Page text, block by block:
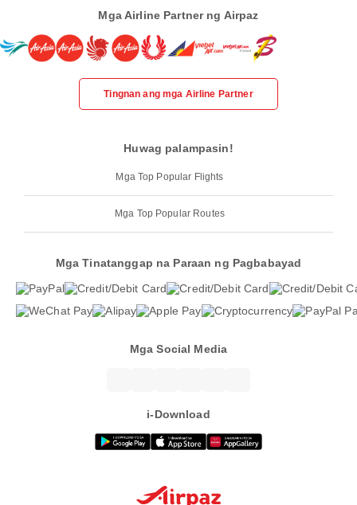
Mga Airline Partner ng Airpaz
Tingnan ang mga Airline Partner
Huwag palampasin!
Mga Top Popular Flights
Mga Top Popular Routes
Mga Tinatanggap na Paraan ng Pagbabayad
Mga Social Media
i-Download